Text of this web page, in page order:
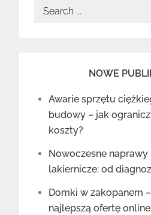
Search
NOWE
Awarie sprzętu
budowy – jak
koszty?
Nowoczesne
lakiernicze: od
Domki w zakopanem
najlepszą ofertę online